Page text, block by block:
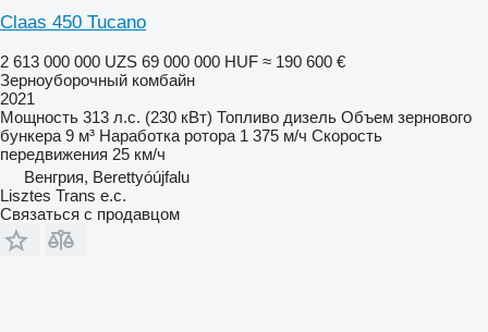
Claas 450 Tucano
2 613 000 000 UZS 69 000 000 HUF ≈ 190 600 €
Зерноуборочный комбайн
2021
Мощность 313 л.с. (230 кВт) Топливо дизель Объем зернового
бункера 9 м³ Наработка ротора 1 375 м/ч Скорость
передвижения 25 км/ч
Венгрия, Berettyóújfalu
Lisztes Trans e.c.
Связаться с продавцом